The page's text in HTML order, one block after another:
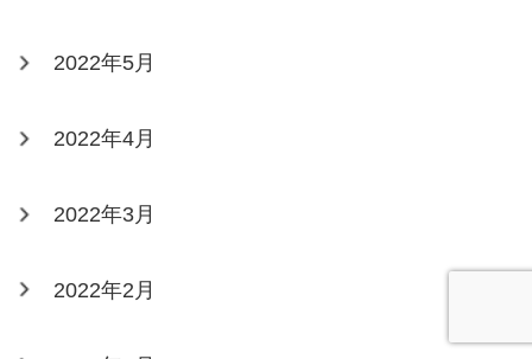
2022年5月
2022年4月
2022年3月
2022年2月